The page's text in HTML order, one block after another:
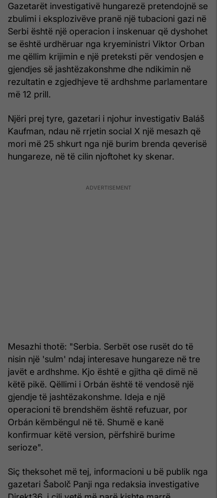
Gazetarët investigativë hungarezë pretendojnë se
zbulimi i eksplozivëve pranë një tubacioni gazi në
Serbi është një operacion i inskenuar që dyshohet
se është urdhëruar nga kryeministri Viktor Orban
me qëllim krijimin e një preteksti për vendosjen e
gjendjes së jashtëzakonshme dhe ndikimin në
rezultatin e zgjedhjeve të ardhshme parlamentare
më 12 prill.
Njëri prej tyre, gazetari i njohur investigativ Baláš
Kaufman, ndau në rrjetin social X një mesazh që
mori më 25 shkurt nga një burim brenda qeverisë
hungareze, në të cilin njoftohet ky skenar.
Mesazhi thotë: "Serbia. Serbët ose rusët do të
nisin një 'sulm' ndaj interesave hungareze në tre
javët e ardhshme. Kjo është e gjitha që dimë në
këtë pikë. Qëllimi i Orbán është të vendosë një
gjendje të jashtëzakonshme. Ideja e një
operacioni të brendshëm është refuzuar, por
Orbán këmbëngul në të. Shumë e kanë
konfirmuar këtë version, përfshirë burime
serioze".
Siç theksohet më tej, informacioni u bë publik nga
gazetari Šabolč Panji nga redaksia investigative